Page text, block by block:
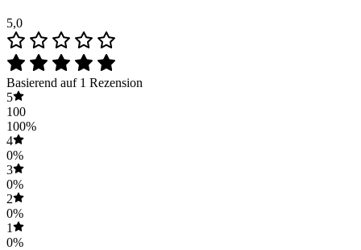
5,0
Basierend auf 1 Rezension
5
100
100%
4
0%
3
0%
2
0%
1
0%